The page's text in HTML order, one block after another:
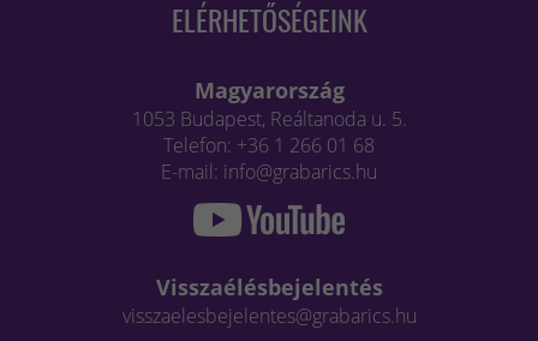
ELÉRHETŐSÉGEINK
Magyarország
1053 Budapest, Reáltanoda u. 5.
Telefon: +36 1 266 01 68
E-mail: info@grabarics.hu
Visszaélésbejelentés
visszaelesbejelentes@grabarics.hu